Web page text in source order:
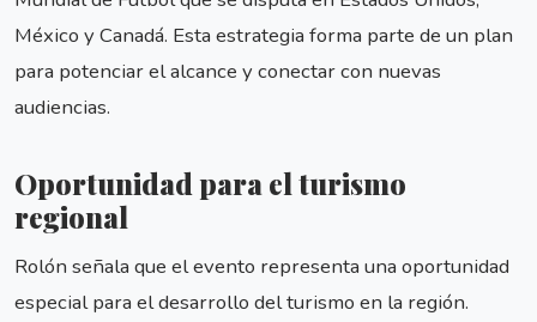
México y Canadá. Esta estrategia forma parte de un plan
para potenciar el alcance y conectar con nuevas
audiencias.
Oportunidad para el turismo
regional
Rolón señala que el evento representa una oportunidad
especial para el desarrollo del turismo en la región.